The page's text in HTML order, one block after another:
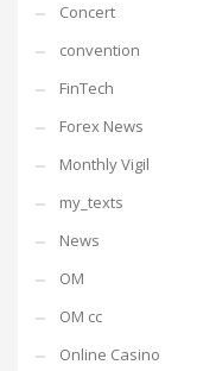
Concert
convention
FinTech
Forex News
Monthly Vigil
my_texts
News
OM
OM cc
Online Casino